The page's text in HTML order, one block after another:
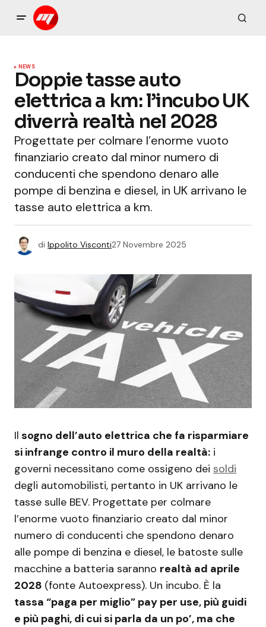
NEWS
Doppie tasse auto
elettrica a km: l’incubo UK
diverrà realtà nel 2028
Progettate per colmare l’enorme vuoto
finanziario creato dal minor numero di
conducenti che spendono denaro alle
pompe di benzina e diesel, in UK arrivano le
tasse auto elettrica a km.
di Ippolito Visconti27 Novembre 2025
Il sogno dell’auto elettrica che fa risparmiare
si infrange contro il muro della realtà: i
governi necessitano come ossigeno dei soldi
degli automobilisti, pertanto in UK arrivano le
tasse sulle BEV. Progettate per colmare
l’enorme vuoto finanziario creato dal minor
numero di conducenti che spendono denaro
alle pompe di benzina e diesel, le batoste sulle
macchine a batteria saranno realtà ad aprile
2028 (fonte Autoexpress). Un incubo. È la
tassa “paga per miglio” pay per use, più guidi
e più paghi, di cui si parla da un po’, ma che